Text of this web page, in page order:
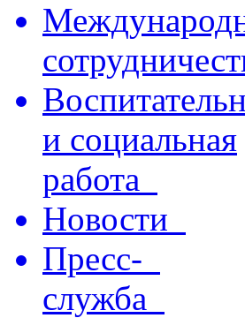
и социальная
работа
Новости
Пресс-
служба